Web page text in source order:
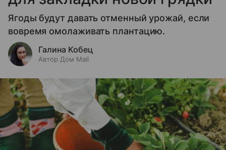
Ягоды будут давать отменный урожай, если
вовремя омолаживать плантацию.
Галина Кобец
Автор Дом Mail